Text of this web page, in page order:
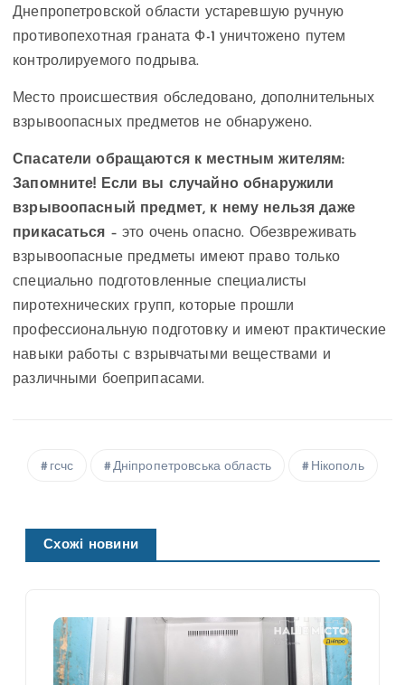
Днепропетровской области устаревшую ручную
противопехотная граната Ф-1 уничтожено путем
контролируемого подрыва.
Место происшествия обследовано, дополнительных
взрывоопасных предметов не обнаружено.
Спасатели обращаются к местным жителям:
Запомните! Если вы случайно обнаружили
взрывоопасный предмет, к нему нельзя даже
прикасаться – это очень опасно. Обезвреживать
взрывоопасные предметы имеют право только
специально подготовленные специалисты
пиротехнических групп, которые прошли
профессиональную подготовку и имеют практические
навыки работы с взрывчатыми веществами и
различными боеприпасами.
гсчс Дніпропетровська область Нікополь
Схожі новини